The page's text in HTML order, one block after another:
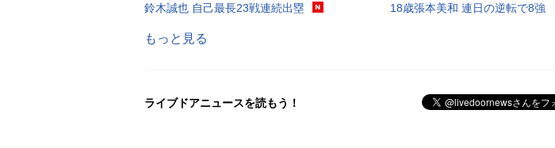
鈴木誠也 自己最長23戦連続出塁
18歳張本美和 連日の逆転で8強
もっと見る
ライブドアニュースを読もう！